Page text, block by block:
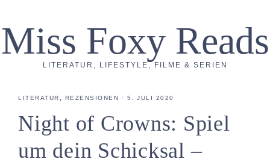
Miss Foxy Reads
LITERATUR, LIFESTYLE, FILME & SERIEN
LITERATUR REZENSIONEN · 5. JULI 2020
Night of Crowns: Spiel
um dein Schicksal –